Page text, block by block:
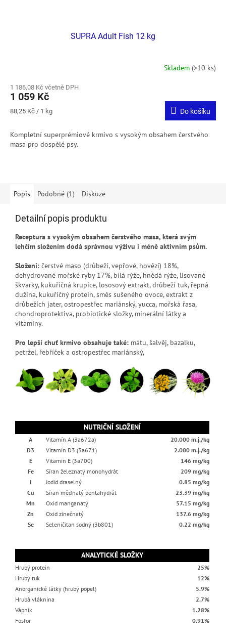
SUPRA Adult Fish 12 kg
Skladem (>10 ks)
1 186,08 Kč včetně DPH
1 059 Kč
Měrná
88,25 Kč / 1 kg Do košíku
Kompletní superprémiové krmivo s vysokým obsahem čerstvého
masa pro dospělé psy.
Popis Podobné (1) Diskuze
Detailní popis produktu
Receptura s vysokým obsahem čerstvého masa, která svým
lehčím složením dodá správnou výživu i méně aktivním psům.
Složení: čerstvé maso (drůbeží, vepřové, hovězí) 18%,
dehydrované mořské ryby 17%, bílá rýže, hnědá rýže, lisované
škvarky, kukuřičná krupice, lososový extrakt, drůbeží tuk, řepná
dužina, kukuřičný protein, směs sušeného ovoce, extrakt z
drůbežích jater, ostropestřec mariánský, yucca, mořská řasa,
chondroprotektiva, probiotické složky, minerální látky a
vitamíny.
Pro lepší chuť krmivo obsahuje také: mátu, šalvěj, bazalku,
petržel, řebříček a ostropestřec mariánský,
NUTRIČNÍ SLOŽENÍ
A Vitamín A (3a672a)
20.000 m.j./kg
D3
Vitamín D3 (3a671)
2.000 m.j./kg
E
Vitamin E (3a700)
146 mg/kg
Fe
Síran železnatý monohydrát
209 mg/kg
I
Jodid draselný
0.85 mg/kg
Cu
Síran měďnatý pentahydrát
23.39 mg/kg
Mn
Oxid manganatý
57.15 mg/kg
Zn
Oxid zinečnatý
137.6 mg/kg
Se
Seleničitan sodný (3b801) 0.22 mg/kg
ANALYTICKÉ SLOŽKY
Hrubý protein
25%
Hrubý tuk
12%
Anorganické látky (hrubý popel)
5.9%
Hrubá vláknina
2.7%
Vápník
1.28%
Fosfor
0.91%